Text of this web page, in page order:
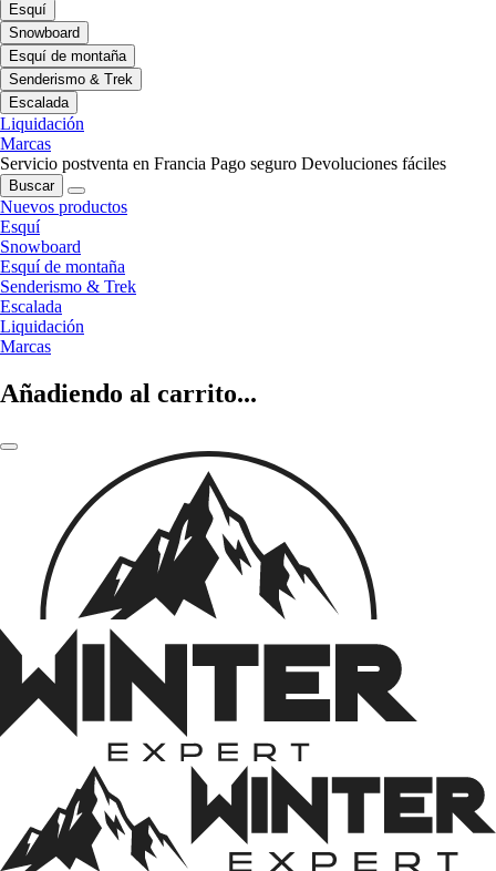
Esquí
Snowboard
Esquí de montaña
Senderismo & Trek
Escalada
Liquidación
Marcas
Servicio postventa en Francia Pago seguro Devoluciones fáciles
Buscar
Nuevos productos
Esquí
Snowboard
Esquí de montaña
Senderismo & Trek
Escalada
Liquidación
Marcas
Añadiendo al carrito...